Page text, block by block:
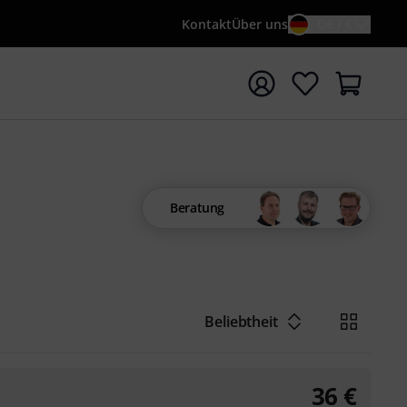
KontaktÜber uns
mit Suchwort {searchTerm} starten
Beratung
Beliebtheit
36 €